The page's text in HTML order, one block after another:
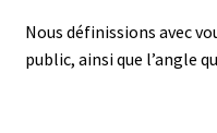
Nous définissions avec
public, ainsi que l’angle